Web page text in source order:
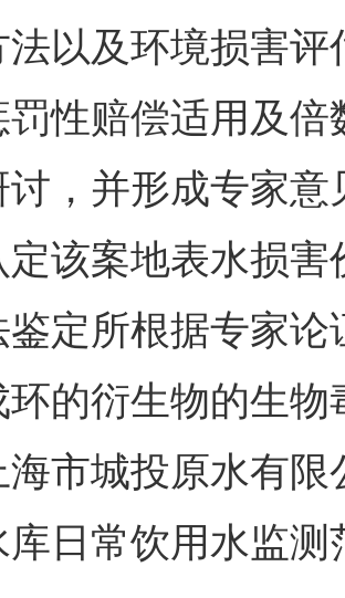
法以及环境损害
罚性赔偿适用及
讨，并形成专家
定该案地表水损
鉴定所根据专家
环的衍生物的生
海市城投原水有
库日常饮用水监测